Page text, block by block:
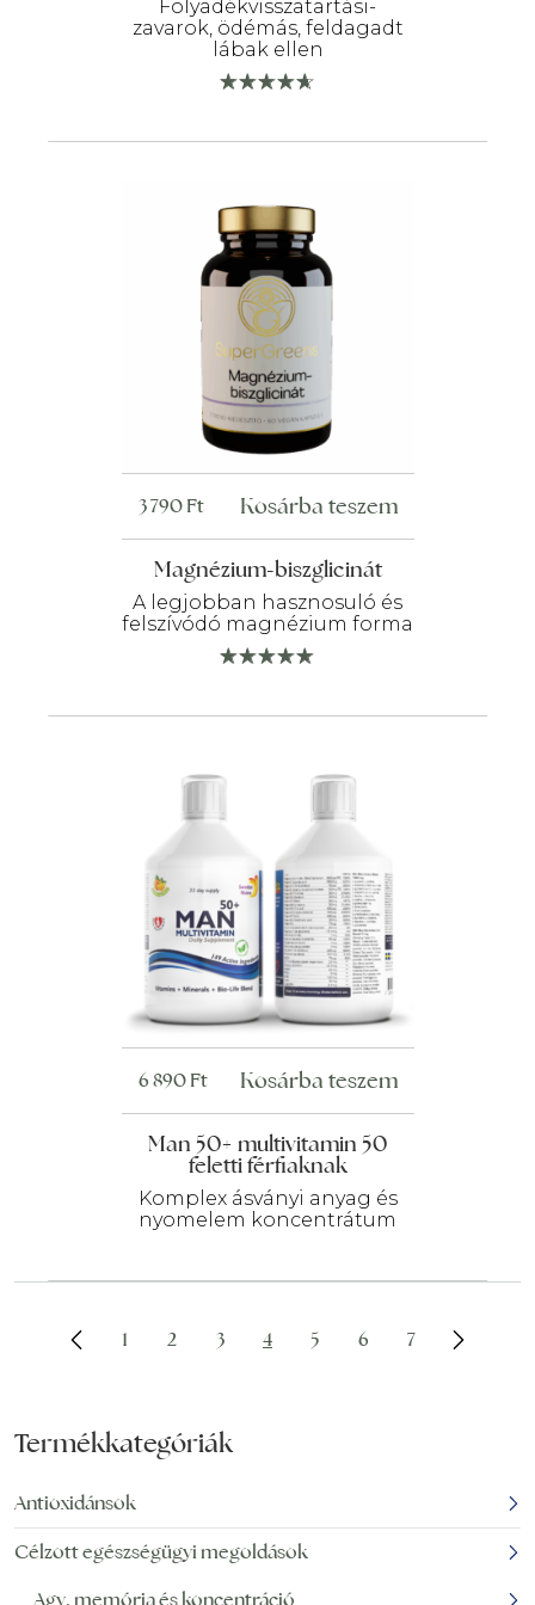
Folyadékvisszatartási-
zavarok, ödémás, feldagadt
lábak ellen
Magnézium-biszglicinát
A legjobban hasznosuló és
felszívódó magnézium forma
3 790Ft Kosárba teszem
Man 50+ multivitamin 50
feletti férfiaknak
Komplex ásványi anyag és
nyomelem koncentrátum
6 890Ft Kosárba teszem
1 2 3 4 5 6 7
Termékkategóriák
Antioxidánsok
Célzott egészségügyi megoldások
Agy, memória és koncentráció